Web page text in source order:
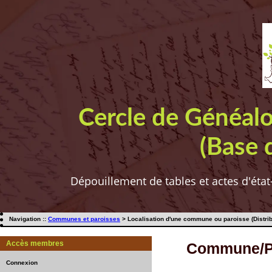
Cercle de
(Base
Dépouillement de tables et actes
Navigation :: Communes et paroisses > Localisation d'une commune ou paroisse
Accès membres
Connexion
Commune/